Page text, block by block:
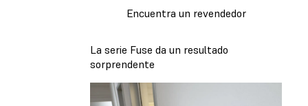
Encuentra un revendedor
La serie Fuse da un resultado
sorprendente